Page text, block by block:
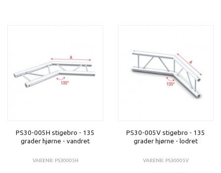
PS30-005H stigebro - 135
grader hjørne - vandret
VARENR: PS30005H
PS30-005V stigebro - 135
grader hjørne - lodret
VARENR: PS30005V